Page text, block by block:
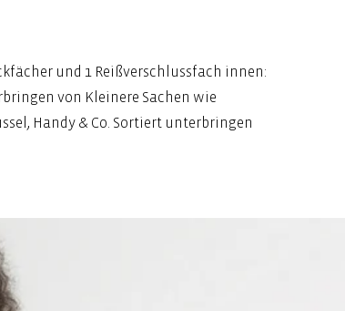
und 1 Reißverschlussfach innen:
von Kleinere Sachen wie
Handy & Co. Sortiert unterbringen